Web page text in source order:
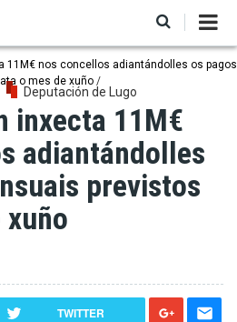
11M€ nos concellos adiantándolles os pagos
o mes de xuño
Deputación de Lugo
inxecta 11M€
adiantándolles
previstos
xuño
TWITTER